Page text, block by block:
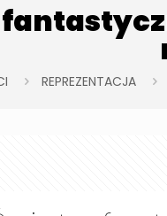
REPREZENTACJA